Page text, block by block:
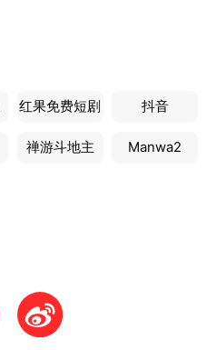
红果免费短剧 抖音
禅游斗地主 Manwa2